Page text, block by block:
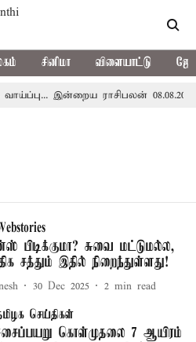
சினிமா விளையாட்டு
இன்றைய ராசிபலன் 08.08.2026
பிடிக்குமா? சுவை மட்டுமல்ல,
சத்தும் இதில் நிறைந்துள்ளது!
30 Dec 2025 2 min read
செய்திகள்
கொள்முதலை 7 ஆயிரம்